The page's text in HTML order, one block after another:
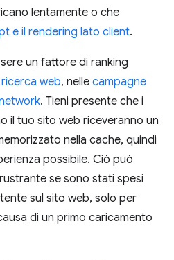
lentamente o che
e il rendering lato client.
un fattore di ranking
ricerca web, nelle campagne
. Tieni presente che i
il tuo sito web riceveranno un
nella cache, quindi
possibile. Ciò può
se sono stati spesi
sul sito web, solo per
di un primo caricamento